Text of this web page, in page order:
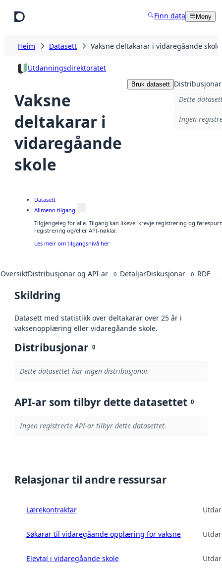
Finn data Meny
Heim Datasett Vaksne deltakarar i vidaregåande skole
Utdanningsdirektoratet
Vaksne
deltakarar i
vidaregåande
skole
Bruk datasett Distribusjonar
Dette
Ingen
Datasett
Allmenn tilgang
Tilgjengeleg for alle. Tilgang kan likevel krevje registrering og
registrering og/eller API-nøklar.
Les meir om tilgangsnivå her
OversiktDistribusjonar og API-ar 0 DetaljarDiskusjonar 0 RDF
Skildring
Datasett med statistikk over deltakarar over 25 år i
vaksenopplæring eller vidaregåande skole.
Distribusjonar 0
Dette datasettet har ingen distribusjonar.
API-ar som tilbyr dette datasettet 0
Ingen registrerte API-ar tilbyr dette datasettet.
Relasjonar til andre ressursar
Lærekontraktar
Søkarar til vidaregåande opplæring for vaksne
Elevtal i vidaregåande skole